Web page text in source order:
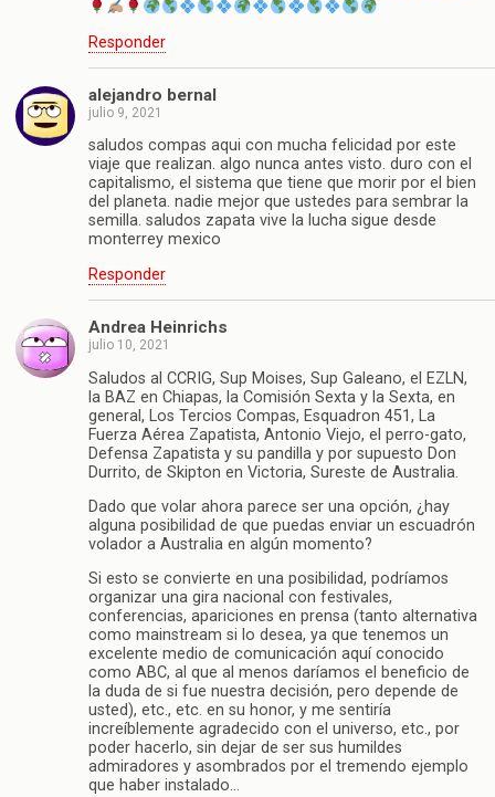
Responder
alejandro bernal
julio 9, 2021
saludos compas aqui con mucha felicidad por este
viaje que realizan. algo nunca antes visto. duro con el
capitalismo, el sistema que tiene que morir por el bien
del planeta. nadie mejor que ustedes para sembrar la
semilla. saludos zapata vive la lucha sigue desde
monterrey mexico
Responder
Andrea Heinrichs
julio 10, 2021
Saludos al CCRIG, Sup Moises, Sup Galeano, el EZLN,
la BAZ en Chiapas, la Comisión Sexta y la Sexta, en
general, Los Tercios Compas, Esquadron 451, La
Fuerza Aérea Zapatista, Antonio Viejo, el perro-gato,
Defensa Zapatista y su pandilla y por supuesto Don
Durrito, de Skipton en Victoria, Sureste de Australia.
Dado que volar ahora parece ser una opción, ¿hay
alguna posibilidad de que puedas enviar un escuadrón
volador a Australia en algún momento?
Si esto se convierte en una posibilidad, podríamos
organizar una gira nacional con festivales,
conferencias, apariciones en prensa (tanto alternativa
como mainstream si lo desea, ya que tenemos un
excelente medio de comunicación aquí conocido
como ABC, al que al menos daríamos el beneficio de
la duda de si fue nuestra decisión, pero depende de
usted), etc., etc. en su honor, y me sentiría
increíblemente agradecido con el universo, etc., por
poder hacerlo, sin dejar de ser sus humildes
admiradores y asombrados por el tremendo ejemplo
que haber instalado…